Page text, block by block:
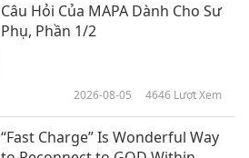
Tin Đáng Chú Ý
Câu Hỏi Của MAPA Dành Cho Sư
Phụ, Phần 1/2
2026-08-05 4646 Lượt Xem
“Fast Charge” Is Wonderful Way